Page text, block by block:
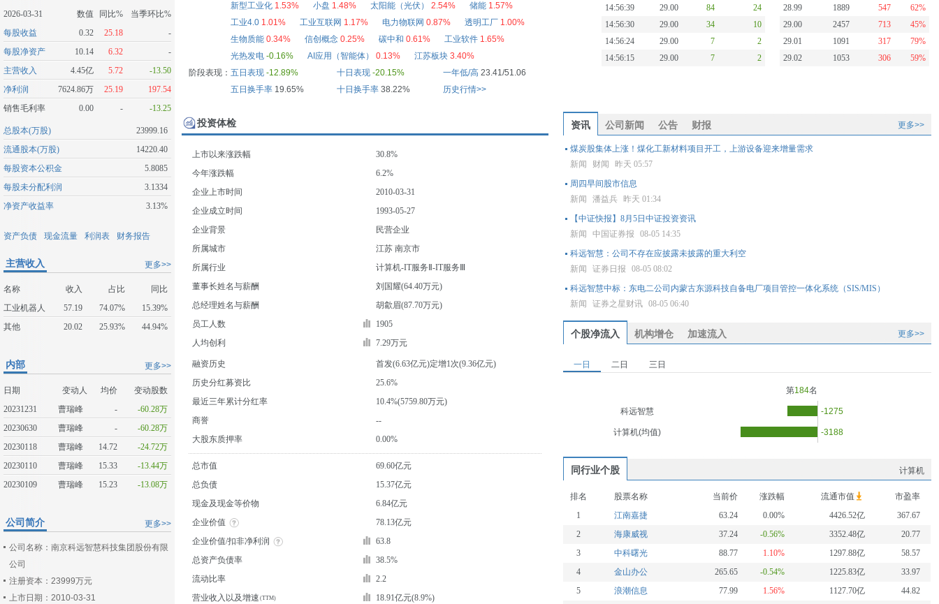
2026-03-31 数值 同比%
当季环比%
每股收益
0.32 25.18
-
每股净资产
10.14 6.32
-
主营收入
4.45亿 5.72
-13.50
净利润
7624.86万 25.19
197.54
销售毛利率
0.00 - -13.25
总股本(万股)
23999.16
流通股本(万股)
14220.40
每股资本公积金
5.8085
每股未分配利润
3.1334
净资产收益率
3.13%
资产负债 现金流量 利润表 财务报告
更多>>
主营收入
名称 收入 占比
同比
工业机器人
57.19 74.07%
15.39%
其他
20.02 25.93% 44.94%
更多>>
内部
日期 变动人 均价
变动股数
20231231
曹瑞峰 -
-60.28万
20230630
曹瑞峰 -
-60.28万
20230118
曹瑞峰 14.72
-24.72万
20230110
曹瑞峰 15.33
-13.44万
20230109
曹瑞峰 15.23 -13.08万
更多>>
公司简介
公司名称：南京科远智慧科技集团股份有限
公司
注册资本：23999万元
上市日期：2010-03-31
新型工业化 1.53% 小盘 1.48% 太阳能（光伏） 2.54% 储能 1.57%
工业4.0 1.01% 工业互联网 1.17% 电力物联网 0.87% 透明工厂 1.00%
生物质能 0.34% 信创概念 0.25% 碳中和 0.61% 工业软件 1.65%
光热发电 -0.16% AI应用（智能体） 0.13% 江苏板块 3.40%
阶段表现： 五日表现 -12.89% 十日表现 -20.15% 一年低/高 23.41/51.06
五日换手率19.65% 十日换手率38.22% 历史行情>>
14:56:39
29.00 84
24
14:56:30
29.00 34
10
14:56:24
29.00 7
2
14:56:15
29.00 7 2
28.99
1889 547
62%
29.00
2457 713
45%
29.01
1091 317
79%
29.02
1053 306 59%
投资体检
上市以来涨跌幅
30.8%
今年涨跌幅
6.2%
企业上市时间
2010-03-31
企业成立时间
1993-05-27
企业背景
民营企业
所属城市
江苏 南京市
所属行业
计算机-IT服务Ⅱ-IT服务Ⅲ
董事长姓名与薪酬
刘国耀(64.40万元)
总经理姓名与薪酬
胡歙眉(87.70万元)
员工人数
1905
人均创利
7.29万元
融资历史
首发(6.63亿元)定增1次(9.36亿元)
历史分红募资比
25.6%
最近三年累计分红率
10.4%(5759.80万元)
商誉
--
大股东质押率
0.00%
总市值
69.60亿元
总负债
15.37亿元
现金及现金等价物
6.84亿元
企业价值
78.13亿元
企业价值/扣非净利润
63.8
总资产负债率
38.5%
流动比率
2.2
营业收入以及增速
18.91亿元(8.9%)
资讯 公司新闻 公告 财报 更多>>
煤炭股集体上涨！煤化工新材料项目开工，上游设备迎来增量需求
新闻
财闻
昨天 05:57
周四早间股市信息
新闻
潘益兵
昨天 01:34
【中证快报】8月5日中证投资资讯
新闻
中国证券报
08-05 14:35
科远智慧：公司不存在应披露未披露的重大利空
新闻
证券日报
08-05 08:02
科远智慧中标：东电二公司内蒙古东源科技自备电厂项目管控一体化系统（SIS/MIS）
新闻
证券之星财讯 08-05 06:40
个股净流入 机构增仓 加速流入 更多>>
一日 二日 三日
第184名
科远智慧 -1275
计算机(均值) -3188
同行业个股 计算机
排名 股票名称 当前价 涨跌幅 流通市值
市盈率
1
江南嘉捷 63.24 0.00% 4426.52亿
367.67
2
海康威视 37.24 -0.56% 3352.48亿
20.77
3
中科曙光 88.77 1.10% 1297.88亿
58.57
4
金山办公 265.65 -0.54% 1225.83亿
33.97
5
浪潮信息 77.99 1.56% 1127.70亿
44.82